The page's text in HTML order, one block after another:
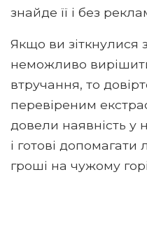
знайде її і без
Якщо ви зіткнулися
неможливо
втручання, то
перевіреним
довели наявність у
і готові
гроші на чужому